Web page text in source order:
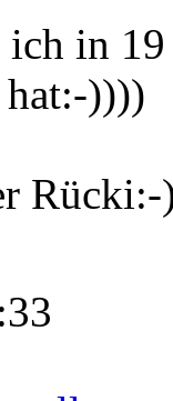
in
))))